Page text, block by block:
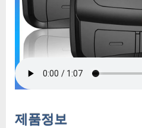
제품정보